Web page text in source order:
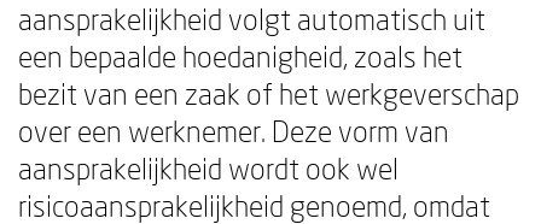
aansprakelijkheid volgt automatisch uit
een bepaalde hoedanigheid, zoals het
bezit van een zaak of het werkgeverschap
over een werknemer. Deze vorm van
aansprakelijkheid wordt ook wel
risicoaansprakelijkheid genoemd, omdat